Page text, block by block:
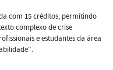
com 15 créditos, permitindo
complexo de crise
e estudantes da área